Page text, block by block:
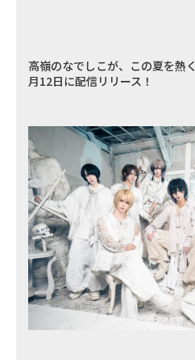
高嶺のなでしこが、この夏を熱
月12日に配信リリース！